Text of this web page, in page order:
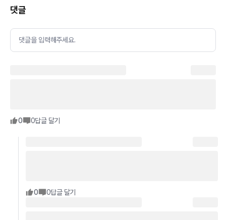
댓글
댓글을 입력해주세요.
0 0답글 달기
0 0답글 달기